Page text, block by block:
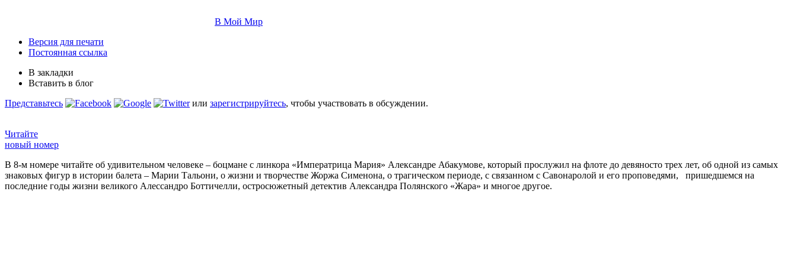
В Мой Мир
Версия для печати
Постоянная ссылка
В закладки
Вставить в блог
Представьтесь
или зарегистрируйтесь, чтобы участвовать в обсуждении.
Читайте
новый номер
В 8-м номере читайте об удивительном человеке – боцмане с линкора «Императрица Мария» Александре Абакумове, который прослужил на флоте до девяносто трех лет, об одной из самых
знаковых фигур в истории балета – Марии Тальони, о жизни и творчестве Жоржа Сименона, о трагическом периоде, с связанном с Савонаролой и его проповедями, пришедшемся на
последние годы жизни великого Алессандро Боттичелли, остросюжетный детектив Александра Полянского «Жара» и многое другое.